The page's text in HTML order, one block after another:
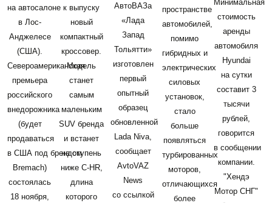
на автосалоне
в Лос-
Анджелесе
(США).
Североамериканская
премьера
российского
внедорожника
(будет
продаваться
в США под брендом
Bremach)
состоялась
18 ноября,
к выпуску
новый
компактный
кроссовер.
Модель
станет
самым
маленьким
SUV бренда
и встанет
на ступень
ниже C-HR,
длина
которого
АвтоВАЗа
«Лада
Запад
Тольятти»
изготовлен
первый
опытный
образец
обновленной
Lada Niva,
сообщает
AvtoVAZ
News
со ссылкой
пространстве
автомобилей,
помимо
гибридных и
электрических
силовых
установок,
стало
больше
появляться
турбированных
моторов,
отличающихся
более
Минимальная
стоимость
аренды
автомобиля
Hyundai
на сутки
составит 3
тысячи
рублей,
говорится
в сообщении
компании.
"Хендэ
Мотор СНГ"